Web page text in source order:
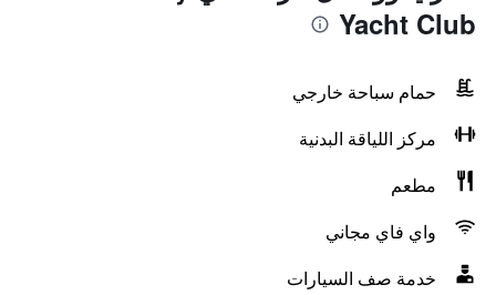
Yacht Club
حمام سباحة خارجي
مركز اللياقة البدنية
مطعم
واي فاي مجاني
خدمة صف السيارات